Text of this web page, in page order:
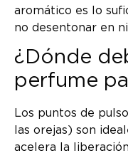
aromático es lo
no desentonar en
¿Dónde
perfume
Los puntos de
las orejas) son
acelera la